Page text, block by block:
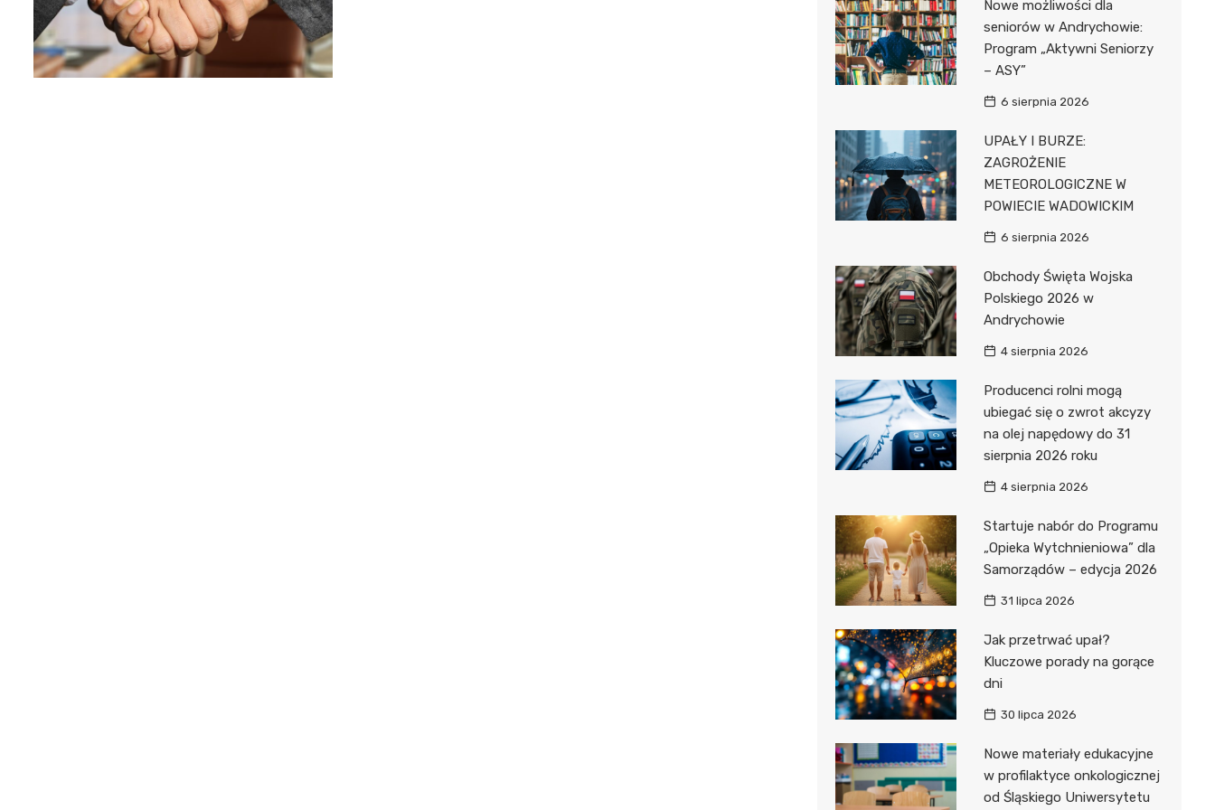
Pozostałe
Sport i rozrywka
Zwierzęta
Usługi
Nowe możliwości dla
seniorów w Andrychowie:
Program „Aktywni Seniorzy
– ASY”
6 sierpnia 2026
UPAŁY I BURZE:
ZAGROŻENIE
METEOROLOGICZNE W
POWIECIE WADOWICKIM
6 sierpnia 2026
Obchody Święta Wojska
Polskiego 2026 w
Andrychowie
4 sierpnia 2026
Producenci rolni mogą
ubiegać się o zwrot akcyzy
na olej napędowy do 31
sierpnia 2026 roku
4 sierpnia 2026
Startuje nabór do Programu
„Opieka Wytchnieniowa” dla
Samorządów – edycja 2026
31 lipca 2026
Jak przetrwać upał?
Kluczowe porady na gorące
dni
30 lipca 2026
Nowe materiały edukacyjne
w profilaktyce onkologicznej
od Śląskiego Uniwersytetu